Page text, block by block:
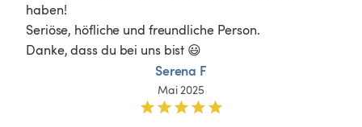
haben!
Seriöse, höfliche und freundliche Person.
Danke, dass du bei uns bist 😃
Serena F
Mai 2025